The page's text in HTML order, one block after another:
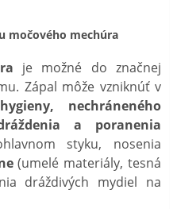
močového mechúra
je možné do značnej
Zápal môže vzniknúť v
nechráneného
a poranenia
styku, nosenia
(umelé materiály, tesná
dráždivých mydiel na